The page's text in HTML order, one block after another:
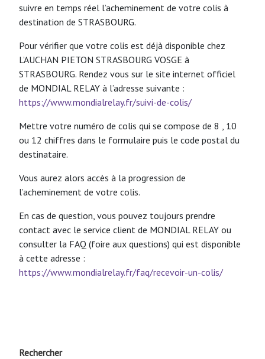
suivre en temps réel l’acheminement de votre colis à
destination de STRASBOURG.
Pour vérifier que votre colis est déjà disponible chez
L’AUCHAN PIETON STRASBOURG VOSGE à
STRASBOURG. Rendez vous sur le site internet officiel
de MONDIAL RELAY à l’adresse suivante :
https://www.mondialrelay.fr/suivi-de-colis/
Mettre votre numéro de colis qui se compose de 8 , 10
ou 12 chiffres dans le formulaire puis le code postal du
destinataire.
Vous aurez alors accès à la progression de
l’acheminement de votre colis.
En cas de question, vous pouvez toujours prendre
contact avec le service client de MONDIAL RELAY ou
consulter la FAQ (foire aux questions) qui est disponible
à cette adresse :
https://www.mondialrelay.fr/faq/recevoir-un-colis/
Rechercher